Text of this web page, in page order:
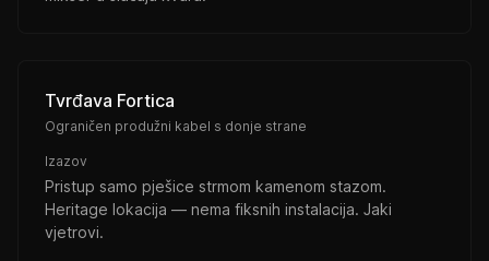
Tvrđava Fortica
Ograničen produžni kabel s donje strane
Izazov
Pristup samo pješice strmom kamenom stazom.
Heritage lokacija — nema fiksnih instalacija. Jaki
vjetrovi.